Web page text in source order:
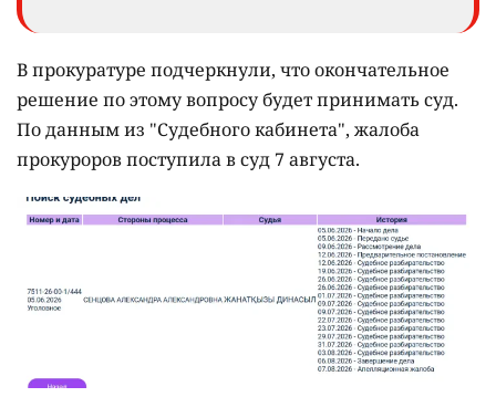
В прокуратуре подчеркнули, что окончательное
решение по этому вопросу будет принимать суд.
По данным из "Судебного кабинета", жалоба
прокуроров поступила в суд 7 августа.